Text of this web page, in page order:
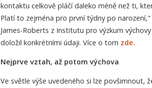
kontaktu celkově pláčí daleko méně než ti,
Platí to zejména pro první týdny po
James-Roberts z Institutu pro výzkum
doložil konkrétními údaji. Více o tom zde.
Nejprve vztah, až potom výchova
Ve světle výše uvedeného si lze povšimnout,